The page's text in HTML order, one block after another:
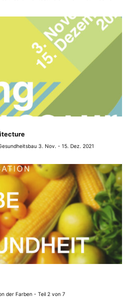
3. Nov. - 15. Dez. 2021
der Farben - Teil 2 von 7